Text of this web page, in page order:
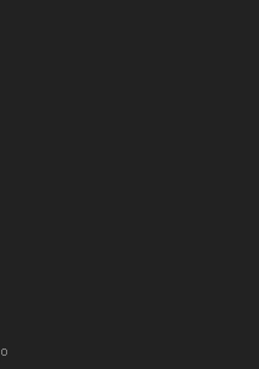
º